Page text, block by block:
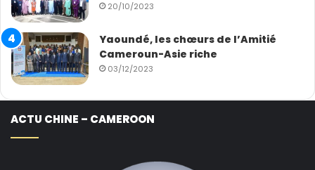
20/10/2023
Yaoundé, les chœurs de l’Amitié
Cameroun-Asie riche
03/12/2023
ACTU CHINE – CAMEROON